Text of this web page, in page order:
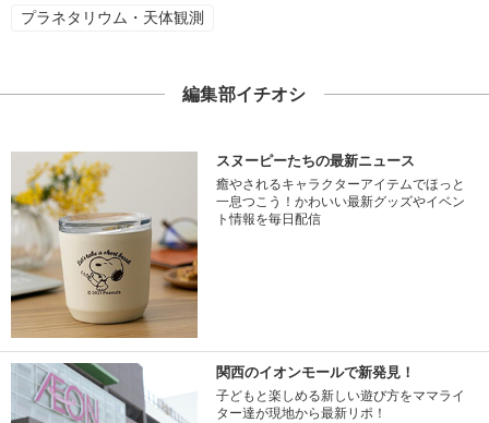
プラネタリウム・天体観測
編集部イチオシ
スヌーピーたちの最新ニュース
癒やされるキャラクターアイテムでほっと
一息つこう！かわいい最新グッズやイベン
ト情報を毎日配信
関西のイオンモールで新発見！
子どもと楽しめる新しい遊び方をママライ
ター達が現地から最新リポ！